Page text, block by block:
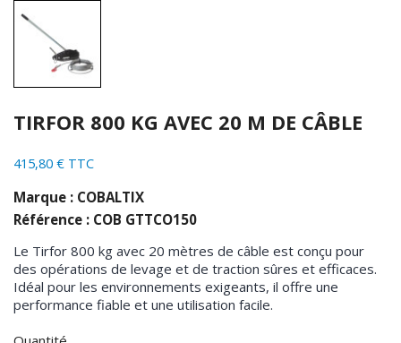
TIRFOR 800 KG AVEC 20 M DE CÂBLE
415,80 € TTC
Marque : COBALTIX
Référence : COB GTTCO150
Le Tirfor 800 kg avec 20 mètres de câble est conçu pour
des opérations de levage et de traction sûres et efficaces.
Idéal pour les environnements exigeants, il offre une
performance fiable et une utilisation facile.